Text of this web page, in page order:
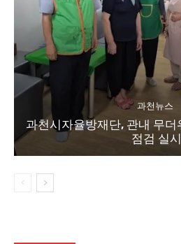
과천뉴스
과천시자율방재단, 관내 무
점검 실시